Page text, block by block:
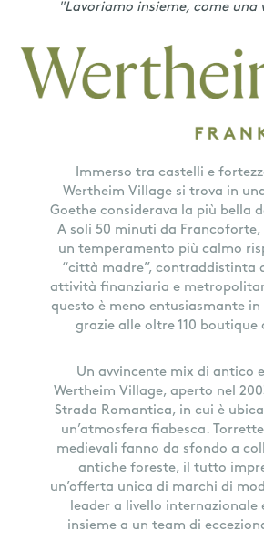
"Lavoriamo insieme, come una
Immerso tra castelli e
Wertheim Village si trova in
Goethe considerava la più bella
A soli 50 minuti da
un temperamento più calmo
“città madre”, contraddistinta
attività finanziaria e
questo è meno entusiasmante
grazie alle oltre 110 boutique
Un avvincente mix di antico
Wertheim Village, aperto nel
Strada Romantica, in cui è
un’atmosfera fiabesca.
medievali fanno da sfondo a
antiche foreste, il tutto
un’offerta unica di marchi di
leader a livello internazionale
insieme a un team di